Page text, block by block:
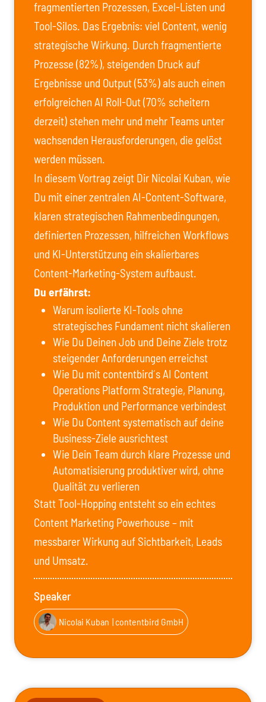
fragmentierten Prozessen, Excel-Listen und
Tool-Silos. Das Ergebnis: viel Content, wenig
strategische Wirkung. Durch fragmentierte
Prozesse (82%), steigenden Druck auf
Ergebnisse und Output (53%) als auch einen
erfolgreichen AI Roll-Out (70% scheitern
derzeit) stehen mehr und mehr Teams unter
wachsenden Herausforderungen, die gelöst
werden müssen.
In diesem Vortrag zeigt Dir Nicolai Kuban, wie
Du mit einer zentralen AI-Content-Software,
klaren strategischen Rahmenbedingungen,
definierten Prozessen, hilfreichen Workflows
und KI-Unterstützung ein skalierbares
Content-Marketing-System aufbaust.
Du erfährst:
Warum isolierte KI-Tools ohne
strategisches Fundament nicht skalieren
Wie Du Deinen Job und Deine Ziele trotz
steigender Anforderungen erreichst
Wie Du mit contentbird´s AI Content
Operations Platform Strategie, Planung,
Produktion und Performance verbindest
Wie Du Content systematisch auf deine
Business-Ziele ausrichtest
Wie Dein Team durch klare Prozesse und
Automatisierung produktiver wird, ohne
Qualität zu verlieren
Statt Tool-Hopping entsteht so ein echtes
Content Marketing Powerhouse – mit
messbarer Wirkung auf Sichtbarkeit, Leads
und Umsatz.
Speaker
Nicolai Kuban | contentbird GmbH